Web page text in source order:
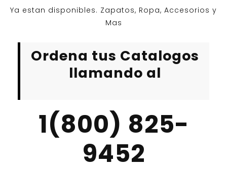
Ya estan disponibles. Zapatos, Ropa, Accesorios y
Mas
Ordena tus Catalogos
llamando al
1(800) 825-
9452